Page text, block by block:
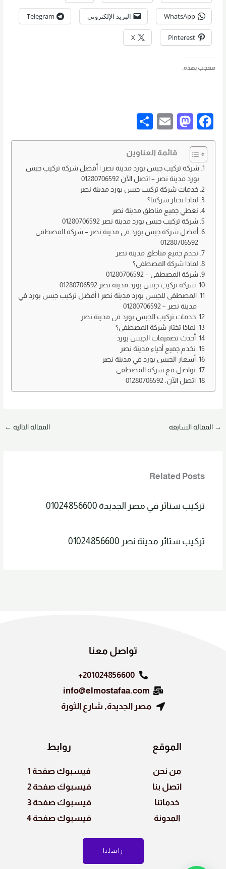
WhatsApp البريد الإلكتروني Telegram
Pinterest
X
معجب بهذه:
F
a
c
e
b
o
o
k
M
a
st
o
d
o
n
E
m
ail
h
ar
e
قائمة العناوين
شركة تركيب جبس بورد مدينة نصر | أفضل شركة تركيب جبس
بورد مدينة نصر – اتصل الآن 01280706592
خدمات شركة تركيب جبس بورد مدينة نصر
لماذا تختار شركتنا؟
نغطي جميع مناطق مدينة نصر
شركة تركيب جبس بورد مدينة نصر 01280706592
أفضل شركة جبس بورد في مدينة نصر – شركة المصطفى
01280706592
نخدم جميع مناطق مدينة نصر
لماذا شركة المصطفى؟
شركة المصطفى – 01280706592
شركة تركيب جبس بورد مدينة نصر 01280706592
المصطفى للجبس بورد مدينة نصر | أفضل تركيب جبس بورد في
مدينة نصر – 01280706592
خدمات تركيب الجبس بورد في مدينة نصر
لماذا تختار شركة المصطفى؟
أحدث تصميمات الجبس بورد
نخدم جميع أحياء مدينة نصر
أسعار الجبس بورد في مدينة نصر
تواصل مع شركة المصطفى
اتصل الآن: 01280706592
→ المقالة السابقة المقالة التالية ←
Related Posts
تركيب ستائر في مصر الجديدة 01024856600
تركيب ستائر مدينة نصر 01024856600
تواصل معنا
201024856600+
info@elmostafaa.com
مصر الجديدة, شارع الثورة
الموقع
من نحن
اتصل بنا
خدماتنا
المدونة
روابط
فيسبوك صفحة 1
فيسبوك صفحة 2
فيسبوك صفحة 3
فيسبوك صفحة 4
راسلنا